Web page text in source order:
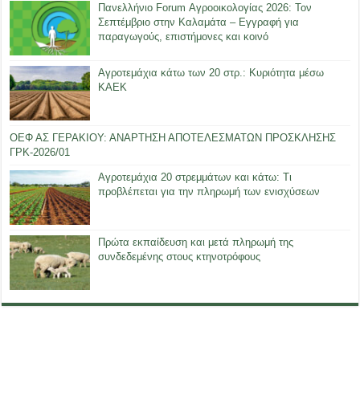
Πανελλήνιο Forum Αγροοικολογίας 2026: Τον
Σεπτέμβριο στην Καλαμάτα – Εγγραφή για
παραγωγούς, επιστήμονες και κοινό
Αγροτεμάχια κάτω των 20 στρ.: Κυριότητα μέσω
ΚΑΕΚ
ΟΕΦ ΑΣ ΓΕΡΑΚΙΟΥ: ΑΝΑΡΤΗΣΗ ΑΠΟΤΕΛΕΣΜΑΤΩΝ ΠΡΟΣΚΛΗΣΗΣ
ΓΡΚ-2026/01
Αγροτεμάχια 20 στρεμμάτων και κάτω: Τι
προβλέπεται για την πληρωμή των ενισχύσεων
Πρώτα εκπαίδευση και μετά πληρωμή της
συνδεδεμένης στους κτηνοτρόφους